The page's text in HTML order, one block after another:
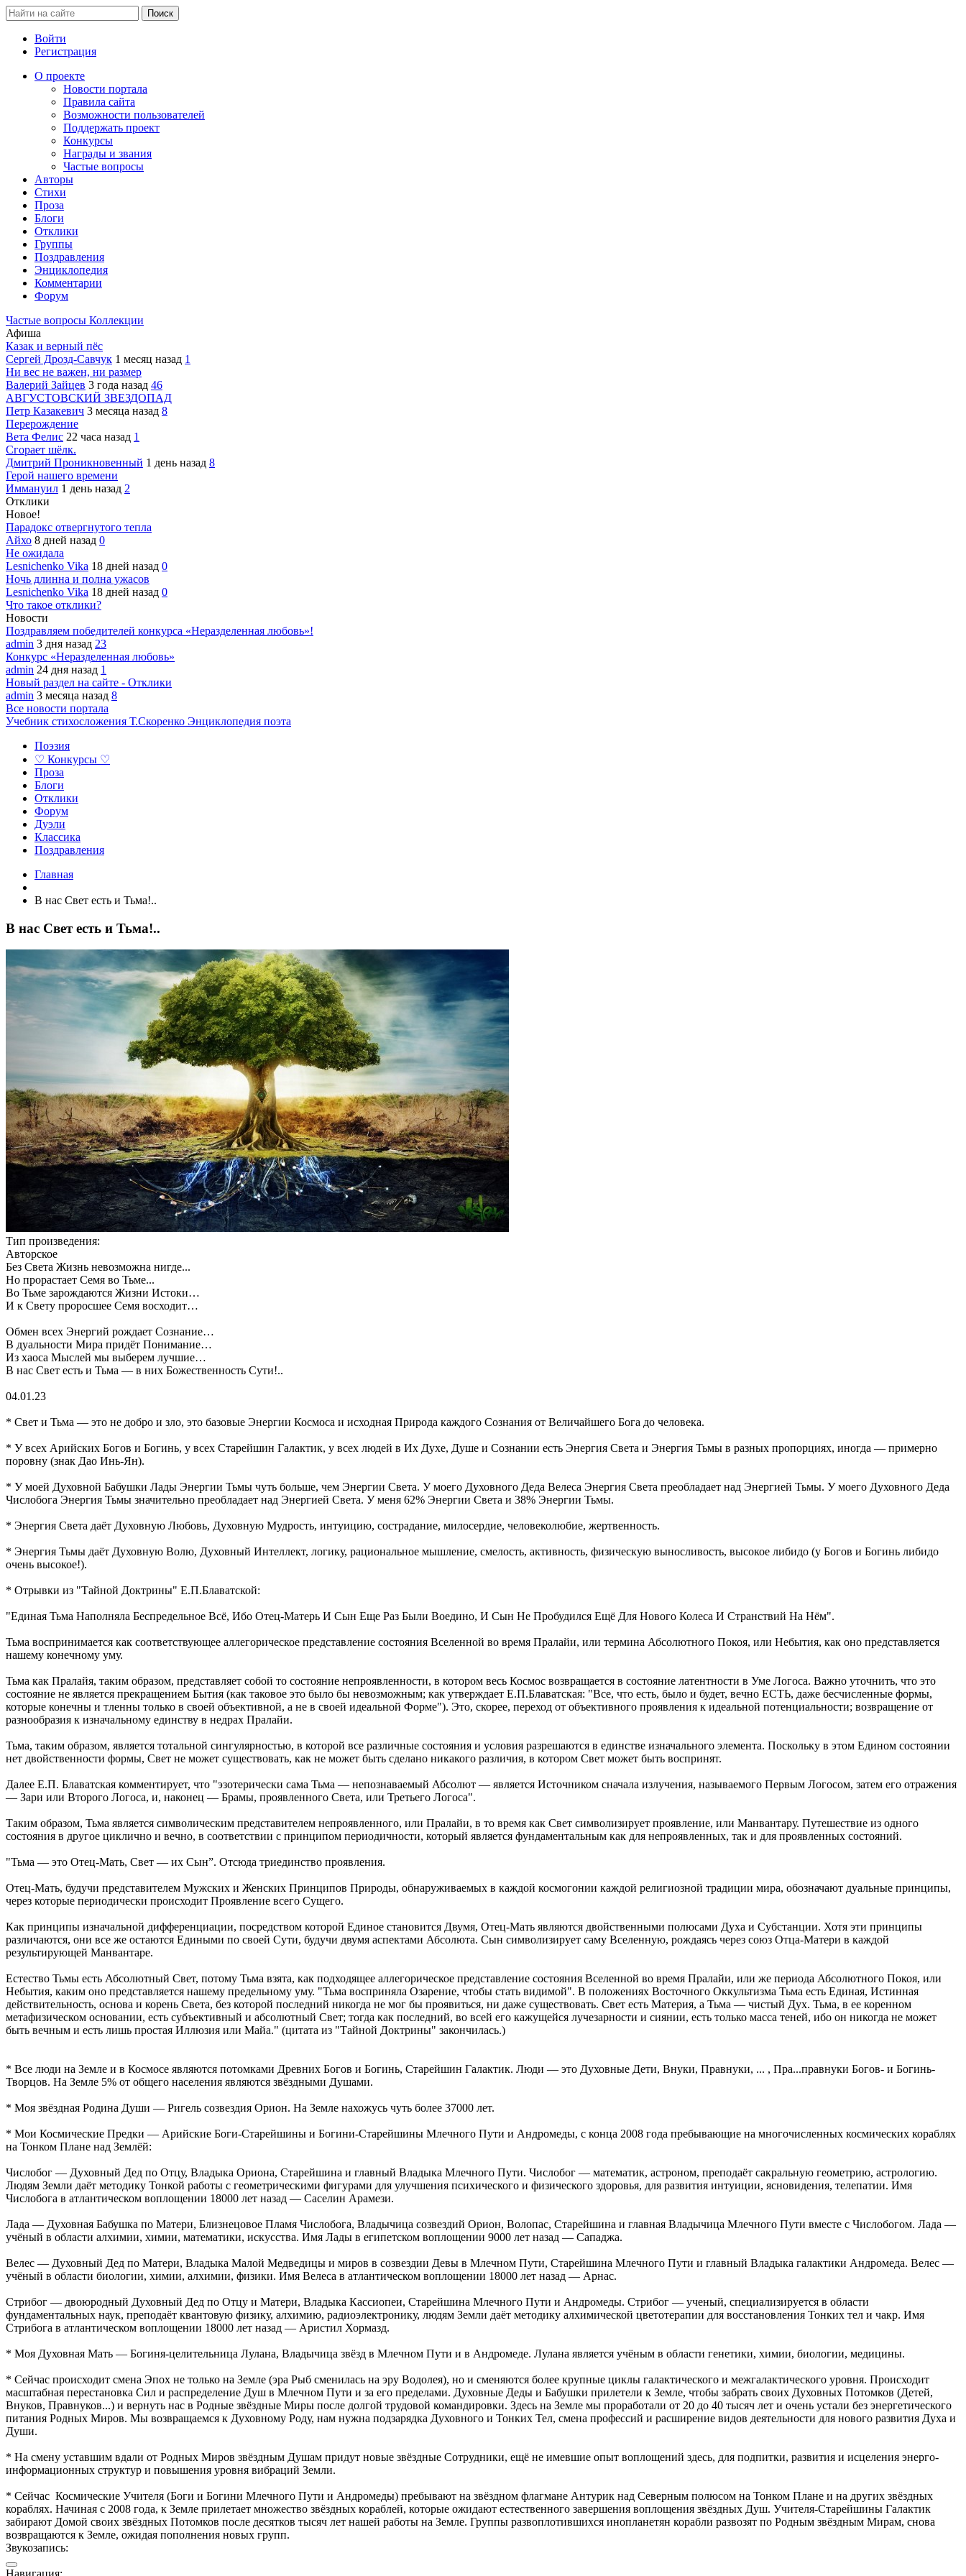
Войти
Регистрация
О проекте
Новости портала
Правила сайта
Возможности пользователей
Поддержать проект
Конкурсы
Награды и звания
Частые вопросы
Авторы
Стихи
Проза
Блоги
Отклики
Группы
Поздравления
Энциклопедия
Комментарии
Форум
Частые вопросы Коллекции
Афиша
Казак и верный пёс
Сергей Дрозд-Савчук 1 месяц назад 1
Ни вес не важен, ни размер
Валерий Зайцев 3 года назад 46
АВГУСТОВСКИЙ ЗВЕЗДОПАД
Петр Казакевич 3 месяца назад 8
Перерождение
Вета Фелис 22 часа назад 1
Сгорает шёлк.
Дмитрий Проникновенный 1 день назад 8
Герой нашего времени
Иммануил 1 день назад 2
Отклики
Новое!
Парадокс отвергнутого тепла
Айхо 8 дней назад 0
Не ожидала
Lesnichenko Vika 18 дней назад 0
Ночь длинна и полна ужасов
Lesnichenko Vika 18 дней назад 0
Что такое отклики?
Новости
Поздравляем победителей конкурса «Неразделенная любовь»!
admin 3 дня назад 23
Конкурс «Неразделенная любовь»
admin 24 дня назад 1
Новый раздел на сайте - Отклики
admin 3 месяца назад 8
Все новости портала
Учебник стихосложения Т.Скоренко Энциклопедия поэта
Поэзия
♡ Конкурсы ♡
Проза
Блоги
Отклики
Форум
Дуэли
Классика
Поздравления
Главная
В нас Свет есть и Тьма!..
В нас Свет есть и Тьма!..
Тип произведения:
Авторское
Без Света Жизнь невозможна нигде...
Но прорастает Семя во Тьме...
Во Тьме зарождаются Жизни Истоки…
И к Свету проросшее Семя восходит…
Обмен всех Энергий рождает Сознание…
В дуальности Мира придёт Понимание…
Из хаоса Мыслей мы выберем лучшие…
В нас Свет есть и Тьма — в них Божественность Сути!..
04.01.23
* Свет и Тьма — это не добро и зло, это базовые Энергии Космоса и исходная Природа каждого Сознания от Величайшего Бога до человека.
* У всех Арийских Богов и Богинь, у всех Старейшин Галактик, у всех людей в Их Духе, Душе и Сознании есть Энергия Света и Энергия Тьмы в разных пропорциях, иногда — примерно
поровну (знак Дао Инь-Ян).
* У моей Духовной Бабушки Лады Энергии Тьмы чуть больше, чем Энергии Света. У моего Духовного Деда Велеса Энергия Света преобладает над Энергией Тьмы. У моего Духовного Деда
Числобога Энергия Тьмы значительно преобладает над Энергией Света. У меня 62% Энергии Света и 38% Энергии Тьмы.
* Энергия Света даёт Духовную Любовь, Духовную Мудрость, интуицию, сострадание, милосердие, человеколюбие, жертвенность.
* Энергия Тьмы даёт Духовную Волю, Духовный Интеллект, логику, рациональное мышление, смелость, активность, физическую выносливость, высокое либидо (у Богов и Богинь либидо
очень высокое!).
* Отрывки из "Тайной Доктрины" Е.П.Блаватской:
"Единая Тьма Наполняла Беспредельное Всё, Ибо Отец-Матерь И Сын Еще Раз Были Воедино, И Сын Не Пробудился Ещё Для Нового Колеса И Странствий На Нём".
Тьма воспринимается как соответствующее аллегорическое представление состояния Вселенной во время Пралайи, или термина Абсолютного Покоя, или Небытия, как оно представляется
нашему конечному уму.
Тьма как Пралайя, таким образом, представляет собой то состояние непроявленности, в котором весь Космос возвращается в состояние латентности в Уме Логоса. Важно уточнить, что это
состояние не является прекращением Бытия (как таковое это было бы невозможным; как утверждает Е.П.Блаватская: "Все, что есть, было и будет, вечно ЕСТЬ, даже бесчисленные формы,
которые конечны и тленны только в своей объективной, а не в своей идеальной Форме"). Это, скорее, переход от объективного проявления к идеальной потенциальности; возвращение от
разнообразия к изначальному единству в недрах Пралайи.
Тьма, таким образом, является тотальной сингулярностью, в которой все различные состояния и условия разрешаются в единстве изначального элемента. Поскольку в этом Едином состоянии
нет двойственности формы, Свет не может существовать, как не может быть сделано никакого различия, в котором Свет может быть воспринят.
Далее Е.П. Блаватская комментирует, что "эзотерически сама Тьма — непознаваемый Абсолют — является Источником сначала излучения, называемого Первым Логосом, затем его отражения
— Зари или Второго Логоса, и, наконец — Брамы, проявленного Света, или Третьего Логоса".
Таким образом, Тьма является символическим представителем непроявленного, или Пралайи, в то время как Свет символизирует проявление, или Манвантару. Путешествие из одного
состояния в другое циклично и вечно, в соответствии с принципом периодичности, который является фундаментальным как для непроявленных, так и для проявленных состояний.
"Тьма — это Отец-Мать, Свет — их Сын”. Отсюда триединство проявления.
Отец-Мать, будучи представителем Мужских и Женских Принципов Природы, обнаруживаемых в каждой космогонии каждой религиозной традиции мира, обозначают дуальные принципы,
через которые периодически происходит Проявление всего Сущего.
Как принципы изначальной дифференциации, посредством которой Единое становится Двумя, Отец-Мать являются двойственными полюсами Духа и Субстанции. Хотя эти принципы
различаются, они все же остаются Едиными по своей Сути, будучи двумя аспектами Абсолюта. Сын символизирует саму Вселенную, рождаясь через союз Отца-Матери в каждой
результирующей Манвантаре.
Естество Тьмы есть Абсолютный Свет, потому Тьма взята, как подходящее аллегорическое представление состояния Вселенной во время Пралайи, или же периода Абсолютного Покоя, или
Heбытия, каким оно представляется нашему предельному уму. "Тьма восприняла Озарение, чтобы стать видимой". В положениях Восточного Оккультизма Тьма есть Единая, Истинная
действительность, основа и корень Света, без которой последний никогда не мог бы проявиться, ни даже существовать. Свет есть Материя, а Тьма — чистый Дух. Тьма, в ее коренном
метафизическом основании, есть субъективный и абсолютный Свет; тогда как последний, во всей его кажущейся лучезарности и сиянии, есть только масса теней, ибо он никогда не может
быть вечным и есть лишь простая Иллюзия или Майа." (цитата из "Тайной Доктрины" закончилась.)
* Все люди на Земле и в Космосе являются потомками Древних Богов и Богинь, Старейшин Галактик. Люди — это Духовные Дети, Внуки, Правнуки, ... , Пра...правнуки Богов- и Богинь-
Творцов. На Земле 5% от общего населения являются звёздными Душами.
* Моя звёздная Родина Души — Ригель созвездия Орион. На Земле нахожусь чуть более 37000 лет.
* Мои Космические Предки — Арийские Боги-Старейшины и Богини-Старейшины Млечного Пути и Андромеды, с конца 2008 года пребывающие на многочисленных космических кораблях
на Тонком Плане над Землёй:
Числобог — Духовный Дед по Отцу, Владыка Ориона, Старейшина и главный Владыка Млечного Пути. Числобог — математик, астроном, преподаёт сакральную геометрию, астрологию.
Людям Земли даёт методику Тонкой работы с геометрическими фигурами для улучшения психического и физического здоровья, для развития интуиции, ясновидения, телепатии. Имя
Числобога в атлантическом воплощении 18000 лет назад — Саселин Арамези.
Лада — Духовная Бабушка по Матери, Близнецовое Пламя Числобога, Владычица созвездий Орион, Волопас, Старейшина и главная Владычица Млечного Пути вместе с Числобогом. Лада —
учёный в области алхимии, химии, математики, искусства. Имя Лады в египетском воплощении 9000 лет назад — Сападжа.
Велес — Духовный Дед по Матери, Владыка Малой Медведицы и миров в созвездии Девы в Млечном Пути, Старейшина Млечного Пути и главный Владыка галактики Андромеда. Велес —
учёный в области биологии, химии, алхимии, физики. Имя Велеса в атлантическом воплощении 18000 лет назад — Арнас.
Стрибог — двоюродный Духовный Дед по Отцу и Матери, Владыка Кассиопеи, Старейшина Млечного Пути и Андромеды. Стрибог — ученый, специализируется в области
фундаментальных наук, преподаёт квантовую физику, алхимию, радиоэлектронику, людям Земли даёт методику алхимической цветотерапии для восстановления Тонких тел и чакр. Имя
Стрибога в атлантическом воплощении 18000 лет назад — Аристил Хормазд.
* Моя Духовная Мать — Богиня-целительница Лулана, Владычица звёзд в Млечном Пути и в Андромеде. Лулана является учёным в области генетики, химии, биологии, медицины.
* Сейчас происходит смена Эпох не только на Земле (эра Рыб сменилась на эру Водолея), но и сменяются более крупные циклы галактического и межгалактического уровня. Происходит
масштабная перестановка Сил и распределение Душ в Млечном Пути и за его пределами. Духовные Деды и Бабушки прилетели к Земле, чтобы забрать своих Духовных Потомков (Детей,
Внуков, Правнуков...) и вернуть нас в Родные звёздные Миры после долгой трудовой командировки. Здесь на Земле мы проработали от 20 до 40 тысяч лет и очень устали без энергетического
питания Родных Миров. Мы возвращаемся к Духовному Роду, нам нужна подзарядка Духовного и Тонких Тел, смена профессий и расширение видов деятельности для нового развития Духа и
Души.
* На смену уставшим вдали от Родных Миров звёздным Душам придут новые звёздные Сотрудники, ещё не имевшие опыт воплощений здесь, для подпитки, развития и исцеления энерго-
информационных структур и повышения уровня вибраций Земли.
* Сейчас Космические Учителя (Боги и Богини Млечного Пути и Андромеды) пребывают на звёздном флагмане Антурик над Северным полюсом на Тонком Плане и на других звёздных
кораблях. Начиная с 2008 года, к Земле прилетает множество звёздных кораблей, которые ожидают естественного завершения воплощения звёздных Душ. Учителя-Старейшины Галактик
забирают Домой своих звёздных Потомков после десятков тысяч лет нашей работы на Земле. Группы развоплотившихся инопланетян корабли развозят по Родным звёздным Мирам, снова
возвращаются к Земле, ожидая пополнения новых групп.
Звукозапись: